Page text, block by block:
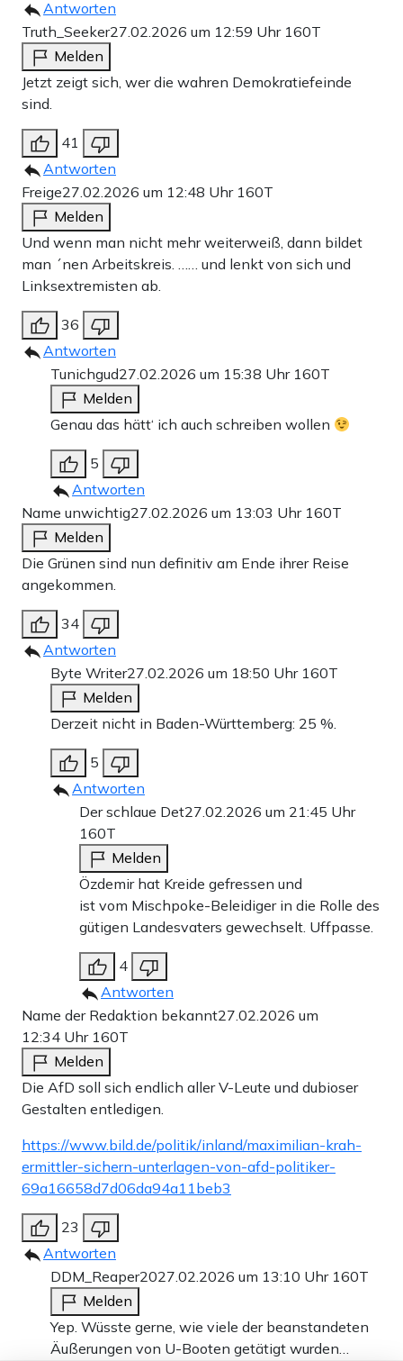
Antworten
Truth_Seeker27.02.2026 um 12:59 Uhr 160T
Melden
Jetzt zeigt sich, wer die wahren Demokratiefeinde
sind.
41
Antworten
Freige27.02.2026 um 12:48 Uhr 160T
Melden
Und wenn man nicht mehr weiterweiß, dann bildet
man ´nen Arbeitskreis. …… und lenkt von sich und
Linksextremisten ab.
36
Antworten
Tunichgud27.02.2026 um 15:38 Uhr 160T
Melden
Genau das hätt‘ ich auch schreiben wollen
5
Antworten
Name unwichtig27.02.2026 um 13:03 Uhr 160T
Melden
Die Grünen sind nun definitiv am Ende ihrer Reise
angekommen.
34
Antworten
Byte Writer27.02.2026 um 18:50 Uhr 160T
Melden
Derzeit nicht in Baden-Württemberg: 25 %.
5
Antworten
Der schlaue Det27.02.2026 um 21:45 Uhr
160T
Melden
Özdemir hat Kreide gefressen und
ist vom Mischpoke-Beleidiger in die Rolle des
gütigen Landesvaters gewechselt. Uffpasse.
4
Antworten
Name der Redaktion bekannt27.02.2026 um
12:34 Uhr 160T
Melden
Die AfD soll sich endlich aller V-Leute und dubioser
Gestalten entledigen.
https://www.bild.de/politik/inland/maximilian-krah-
ermittler-sichern-unterlagen-von-afd-politiker-
69a16658d7d06da94a11beb3
23
Antworten
DDM_Reaper2027.02.2026 um 13:10 Uhr 160T
Melden
Yep. Wüsste gerne, wie viele der beanstandeten
Äußerungen von U-Booten getätigt wurden…